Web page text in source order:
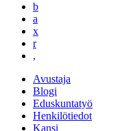
b
a
x
r
,
Avustaja
Blogi
Eduskuntatyö
Henkilötiedot
Kansi